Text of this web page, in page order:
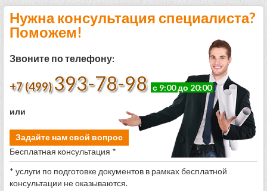
Нужна консультация специалиста?
Поможем!
Звоните по телефону:
+7 (499) 393-78-98 с 9:00 до 20:00
или
Задайте нам свой вопрос
Бесплатная консультация *
* услуги по подготовке документов в рамках бесплатной
консультации не оказываются.